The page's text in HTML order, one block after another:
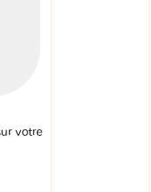
votre